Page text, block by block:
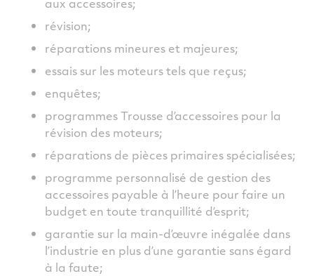
révision;
réparations mineures et majeures;
essais sur les moteurs tels que reçus;
enquêtes;
programmes Trousse d’accessoires pour la
révision des moteurs;
réparations de pièces primaires spécialisées;
programme personnalisé de gestion des
accessoires payable à l’heure pour faire un
budget en toute tranquillité d’esprit;
garantie sur la main-d’œuvre inégalée dans
l’industrie en plus d’une garantie sans égard
à la faute;